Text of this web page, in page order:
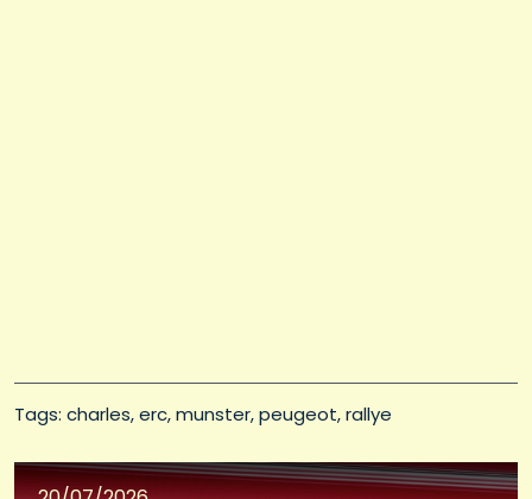
Tags: charles erc munster peugeot rallye